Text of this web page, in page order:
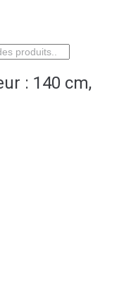
: 140 cm,